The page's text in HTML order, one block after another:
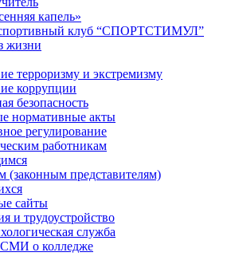
капель»
спортивный клуб “СПОРТСТИМУЛ”
жизни
терроризму и экстремизму
коррупции
безопасность
нормативные акты
регулирование
работникам
(законным представителям)
сайты
и трудоустройство
служба
о колледже